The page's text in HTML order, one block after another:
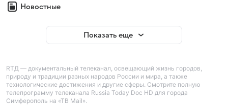
Новостные
Показать еще
RTД — документальный телеканал, освещающий жизнь городов,
природу и традиции разных народов России и мира, а также
технологические достижения и другие сферы. Смотрите полную
телепрограмму телеканала Russia Today Doc HD для города
Симферополь на «ТВ Mail».